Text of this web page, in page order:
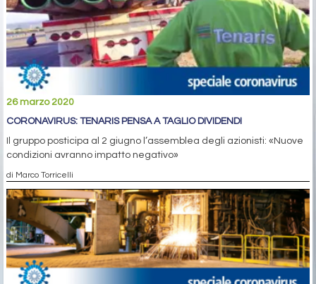
26 marzo 2020
CORONAVIRUS: TENARIS PENSA A TAGLIO DIVIDENDI
Il gruppo posticipa al 2 giugno l’assemblea degli azionisti: «Nuove
condizioni avranno impatto negativo»
di Marco Torricelli